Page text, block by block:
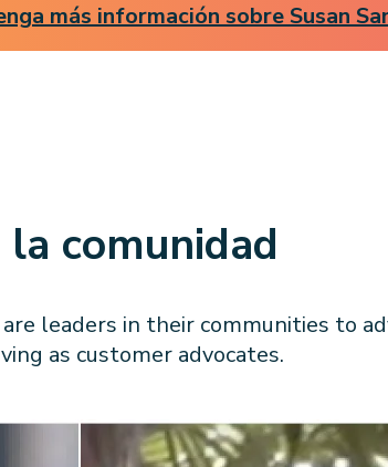
más información sobre Susan
comunidad
leaders in their communities to
as customer advocates.